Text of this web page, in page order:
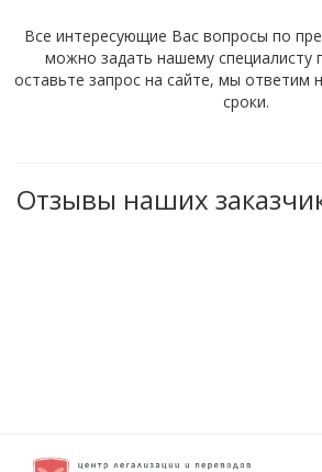
Все интересующие Вас вопросы по
можно задать нашему специалисту
оставьте запрос на сайте, мы ответим
сроки.
Отзывы наших